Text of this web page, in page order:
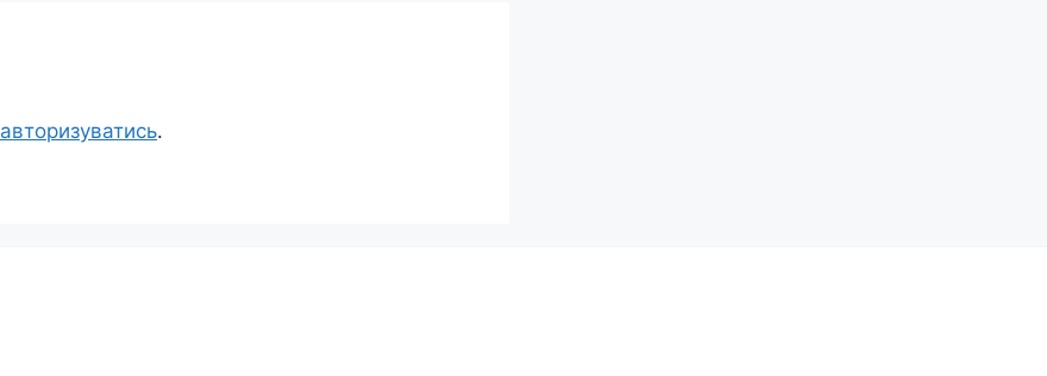
авторизуватись.